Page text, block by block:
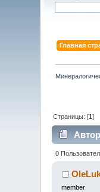
Главная
Страницы: [1]
Автор
0
member